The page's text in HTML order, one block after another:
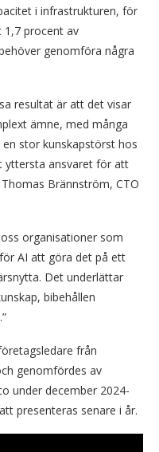
i infrastrukturen, för
1,7 procent av
genomföra några
resultat är att det visar
ämne, med många
stor kunskapstörst hos
yttersta ansvaret för att
Brännström, CTO
organisationer som
AI att göra det på ett
Det underlättar
bibehållen
från
genomfördes av
under december 2024-
presenteras senare i år.